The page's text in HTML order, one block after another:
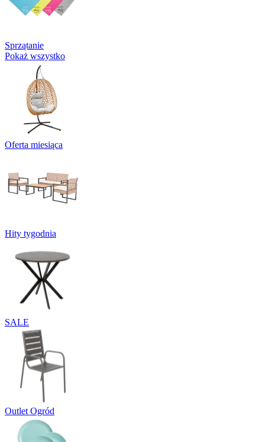
Sprzątanie
Pokaż wszystko
Oferta miesiąca
Hity tygodnia
SALE
Outlet Ogród